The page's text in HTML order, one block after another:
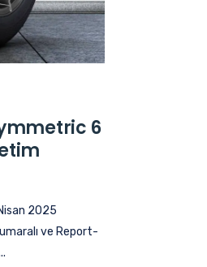
6
2025
ve Report-